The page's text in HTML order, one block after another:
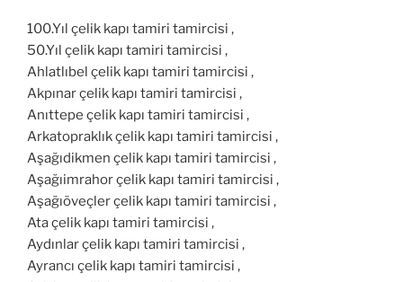
100.Yıl çelik kapı tamiri tamircisi ,
50.Yıl çelik kapı tamiri tamircisi ,
Ahlatlıbel çelik kapı tamiri tamircisi ,
Akpınar çelik kapı tamiri tamircisi ,
Anıttepe çelik kapı tamiri tamircisi ,
Arkatopraklık çelik kapı tamiri tamircisi ,
Aşağıdikmen çelik kapı tamiri tamircisi ,
Aşağıimrahor çelik kapı tamiri tamircisi ,
Aşağıöveçler çelik kapı tamiri tamircisi ,
Ata çelik kapı tamiri tamircisi ,
Aydınlar çelik kapı tamiri tamircisi ,
Ayrancı çelik kapı tamiri tamircisi ,